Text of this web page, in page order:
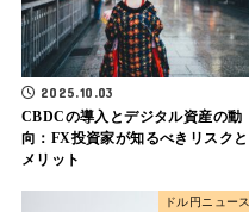
2025.10.03
CBDCの導入とデジタル資産の動
向：FX投資家が知るべきリスクと
メリット
ドル円ニュース